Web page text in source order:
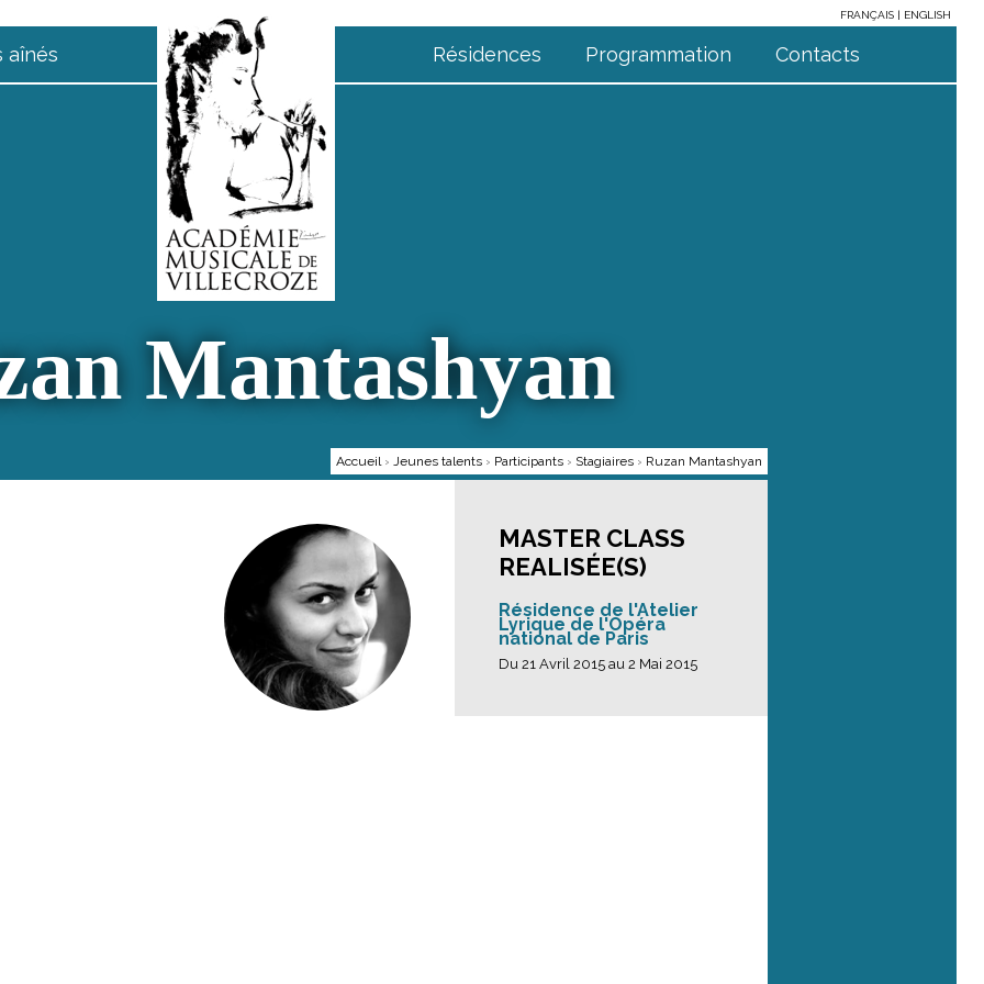
FRANÇAIS
ENGLISH
aînés Résidences Programmation Contacts
Mantashyan
Accueil › Jeunes talents › Participants › Stagiaires › Ruzan Mantashyan
MASTER CLASS
REALISÉE(S)
Résidence de l'Atelier
Lyrique de l'Opéra
national de Paris
Du 21 Avril 2015 au 2 Mai 2015